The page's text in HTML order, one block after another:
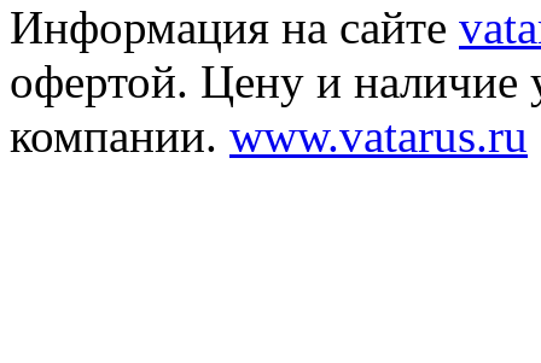
Информация на сайте
офертой. Цену и наличие
компании. www.vatarus.ru